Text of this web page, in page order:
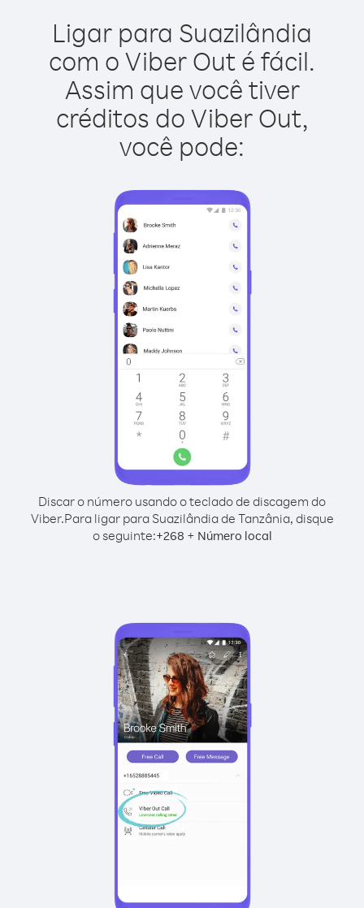
Ligar para Suazilândia
com o Viber Out é fácil.
Assim que você tiver
créditos do Viber Out,
você pode:
Discar o número usando o teclado de discagem do
Viber.Para ligar para Suazilândia de Tanzânia, disque
o seguinte:+268 + Número local